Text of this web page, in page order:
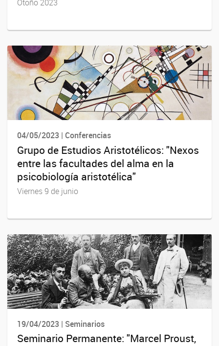
Otoño 2023
04/05/2023 | Conferencias
Grupo de Estudios Aristotélicos: "Nexos
entre las facultades del alma en la
psicobiología aristotélica"
Viernes 9 de junio
19/04/2023 | Seminarios
Seminario Permanente: "Marcel Proust,